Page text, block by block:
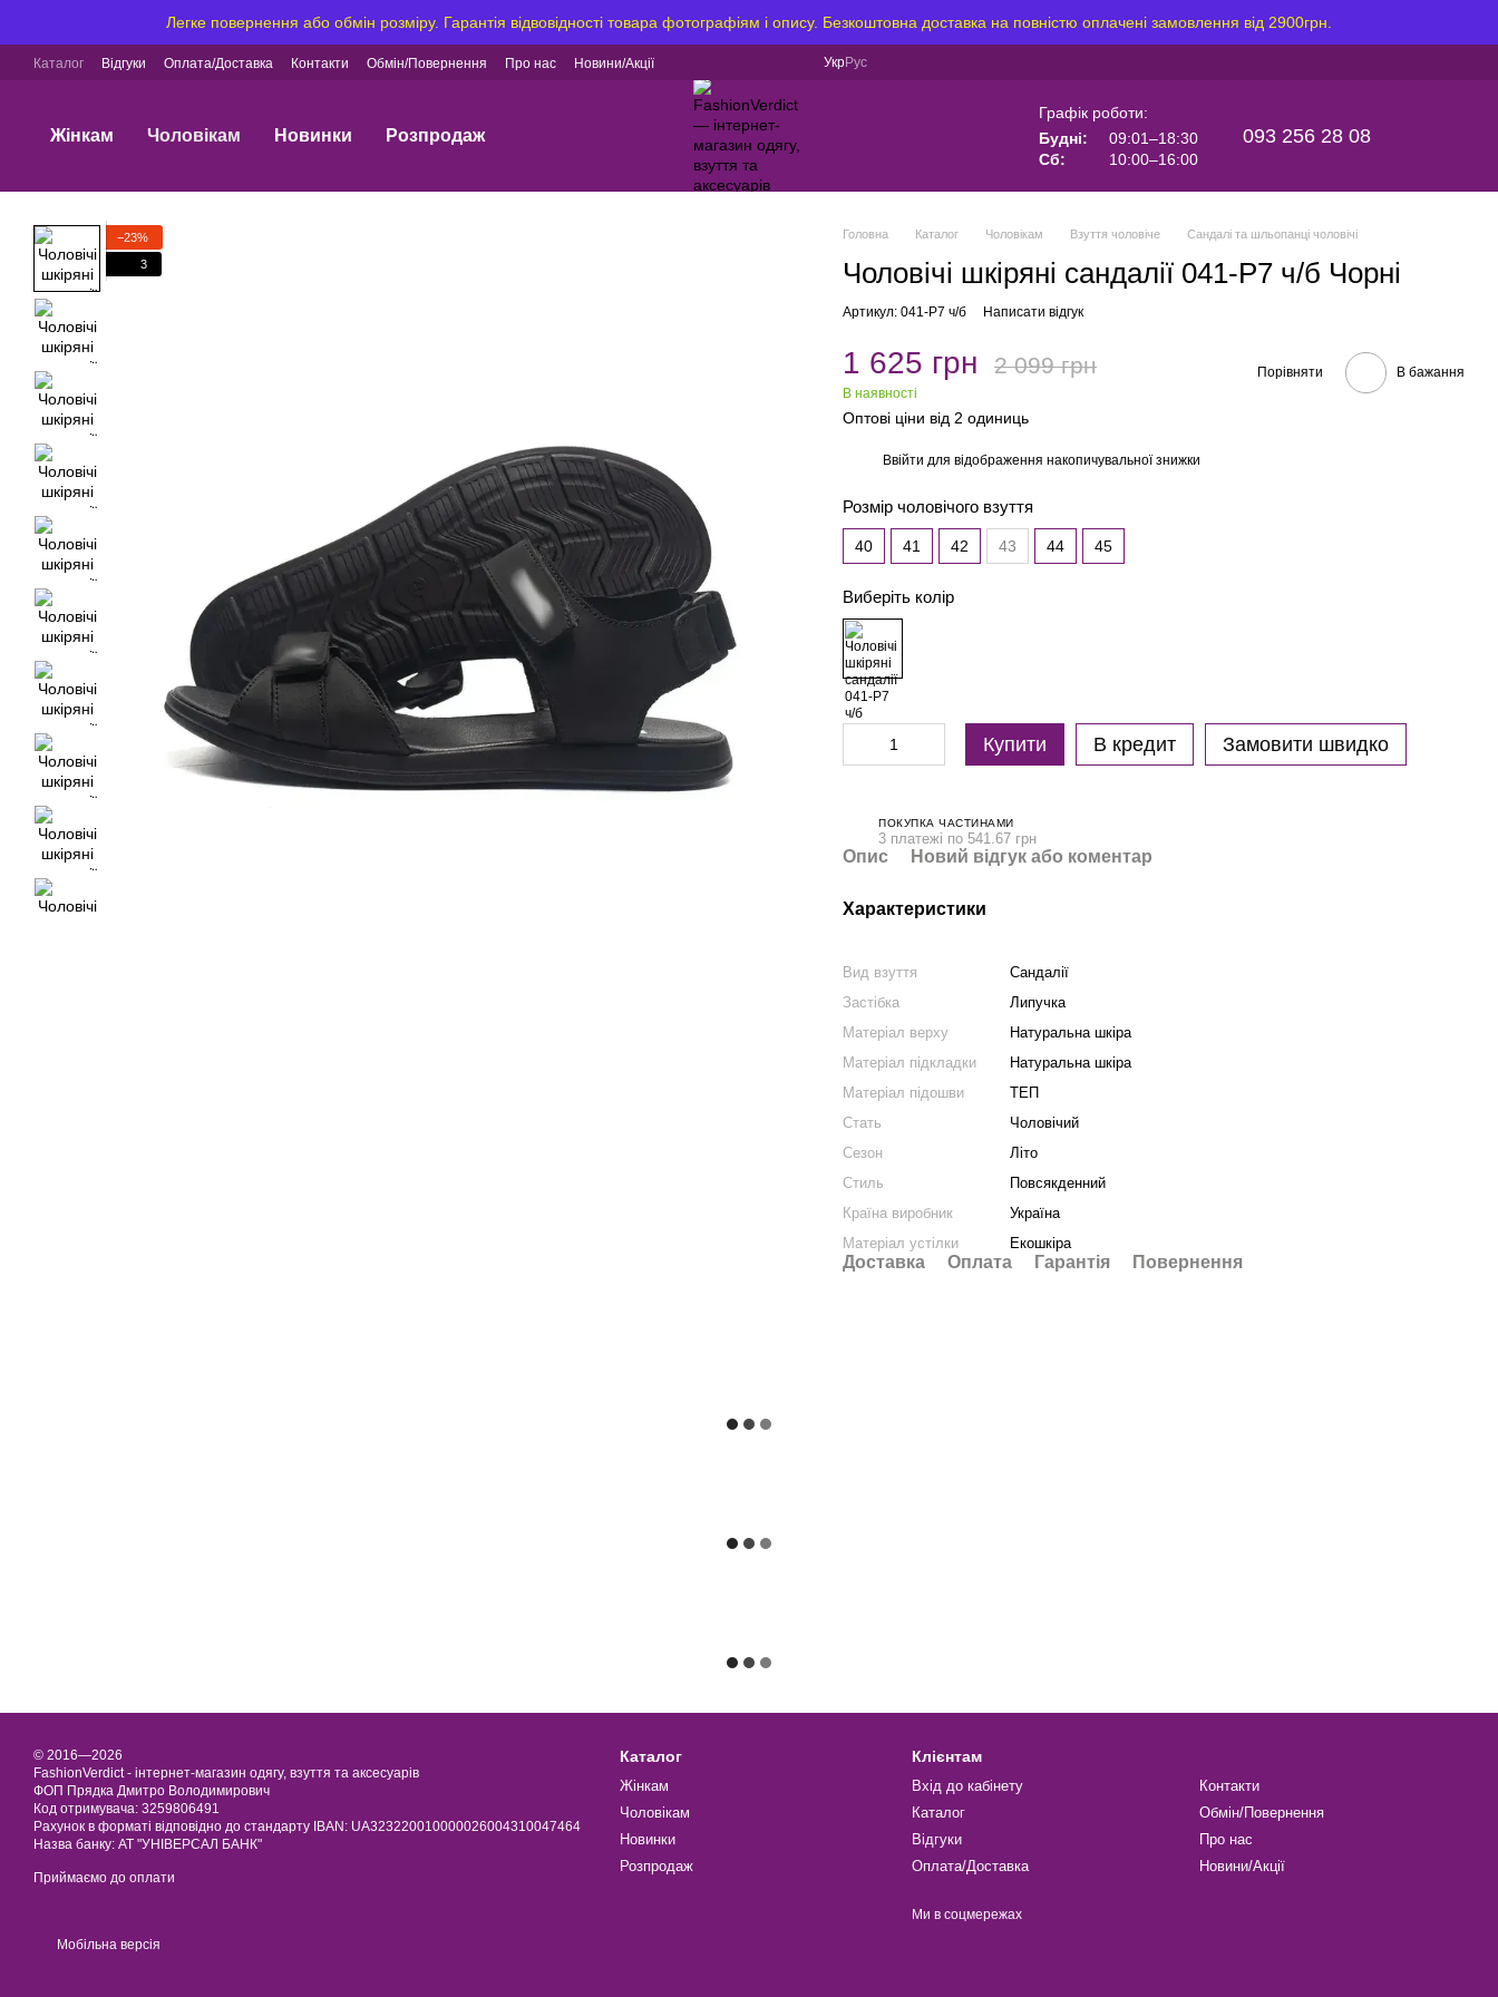
Перейти до основного контентуЛегке повернення або обмін розміру. Гарантія відвовідності товара фотографіям і опису. Безкоштовна доставка на повністю оплачені замовлення від 2900грн.
Каталог Відгуки Оплата/Доставка Контакти Обмін/Повернення Про нас Новини/Акції УкрРус
Жінкам Чоловікам Новинки Розпродаж
Графік роботи:
Будні:
09:01–18:30
Сб:
10:00–16:00
093 256 28 08
−23%
3
Головна Каталог Чоловікам Взуття чоловіче Сандалі та шльопанці чоловічі
Чоловічі шкіряні сандалії 041-Р7 ч/б Чорні
Артикул: 041-Р7 ч/б Написати відгук
1 625 грн 2 099 грн
В наявності
Порівняти В бажання
Оптові ціни від 2 одиниць
Ввійти для відображення накопичувальної знижки
Розмір чоловічого взуття
40 41 42 43 44 45
Виберіть колір
Купити В кредит Замовити швидко
ПОКУПКА ЧАСТИНАМИ
3 платежі по 541.67 грн
Опис Новий відгук або коментар
Характеристики
Вид взуття
Сандалії
Застібка
Липучка
Матеріал верху
Натуральна шкіра
Матеріал підкладки
Натуральна шкіра
Матеріал підошви
ТЕП
Стать
Чоловічий
Сезон
Літо
Стиль
Повсякденний
Країна виробник
Україна
Матеріал устілки
Екошкіра
Доставка Оплата Гарантія Повернення
© 2016—2026
FashionVerdict - інтернет-магазин одягу, взуття та аксесуарів
ФОП Прядка Дмитро Володимирович
Код отримувача: 3259806491
Рахунок в форматі відповідно до стандарту IBAN: UA323220010000026004310047464
Назва банку: АТ "УНІВЕРСАЛ БАНК"
Приймаємо до оплати
Мобільна версія
Каталог
Жінкам
Чоловікам
Новинки
Розпродаж
Клієнтам
Вхід до кабінету
Каталог
Відгуки
Оплата/Доставка
Контакти
Обмін/Повернення
Про нас
Новини/Акції
Ми в соцмережах